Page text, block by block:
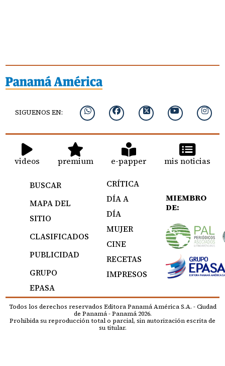
SIGUENOS EN:
videos premium e-papper mis noticias
BUSCAR
MAPA DEL
SITIO
CLASIFICADOS
PUBLICIDAD
GRUPO
EPASA
CRÍTICA
DÍA A
DÍA
MUJER
CINE
RECETAS
IMPRESOS
MIEMBRO
DE:
Todos los derechos reservados Editora Panamá América S.A. - Ciudad
de Panamá - Panamá 2026.
Prohibida su reproducción total o parcial, sin autorización escrita de
su titular.